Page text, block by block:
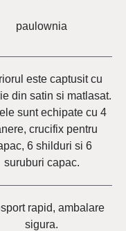
paulownia
este captusit cu
din satin si matlasat.
sunt echipate cu 4
crucifix pentru
6 shilduri si 6
suruburi capac.
rapid, ambalare
sigura.